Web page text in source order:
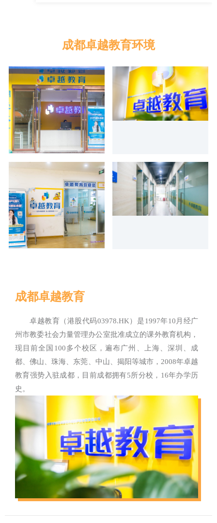
成都卓越教育环境
成都卓越教育
卓越教育（港股代码03978.HK）是1997年10月经广
州市教委社会力量管理办公室批准成立的课外教育机构，
现目前全国100多个校区，遍布广州、上海、深圳、成
都、佛山、珠海、东莞、中山、揭阳等城市，2008年卓越
教育强势入驻成都，目前成都拥有5所分校，16年办学历
史。